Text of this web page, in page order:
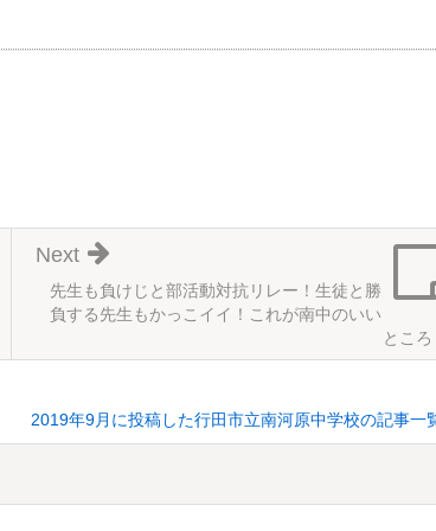
先生も負けじと部活動対抗リレー！生徒と勝
負する先生もかっこイイ！これが南中のいい
とこ
Next
2019年9月に投稿した行田市立南河原中学校の記事一